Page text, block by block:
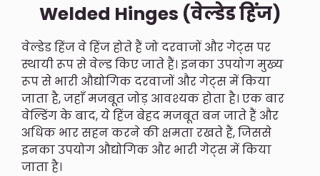
Welded Hinges (वेल्डेड हिंज)
वेल्डेड हिंज वे हिंज होते हैं जो दरवाजों और गेट्स पर
स्थायी रूप से वेल्ड किए जाते हैं। इनका उपयोग मुख्य
रूप से भारी औद्योगिक दरवाजों और गेट्स में किया
जाता है, जहाँ मजबूत जोड़ आवश्यक होता है। एक बार
वेल्डिंग के बाद, ये हिंज बेहद मजबूत बन जाते हैं और
अधिक भार सहन करने की क्षमता रखते हैं, जिससे
इनका उपयोग औद्योगिक और भारी गेट्स में किया
जाता है।